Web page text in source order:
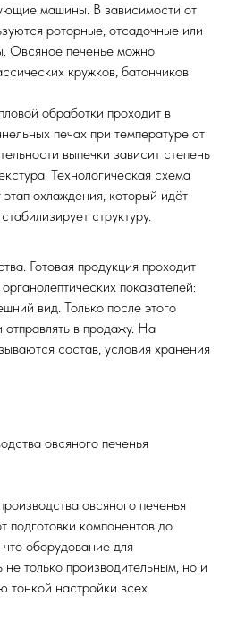
машины. В зависимости от
роторные, отсадочные или
Овсяное печенье можно
кружков, батончиков
обработки проходит в
печах при температуре от
выпечки зависит степень
Технологическая схема
этап охлаждения, который идёт
структуру.
Готовая продукция проходит
показателей:
вид. Только после этого
в продажу. На
состав, условия хранения
овсяного печенья
овсяного печенья
подготовки компонентов до
оборудование для
только производительным, но и
тонкой настройки всех